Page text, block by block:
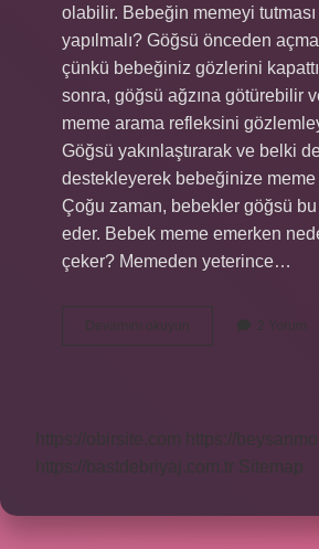
olabilir. Bebeğin memeyi
yapılmalı? Göğsü önceden
çünkü bebeğiniz gözlerini
sonra, göğsü ağzına götürebilir
meme arama refleksini
Göğsü yakınlaştırarak ve belki
destekleyerek bebeğinize
Çoğu zaman, bebekler göğsü
eder. Bebek meme emerken
çeker? Memeden yeterince…
Devamını okuyun
Bebeğin
Memeyi
2 Yorum
https://obirsite.com
https://
https://bastdebriyaj.com.tr Sitemap